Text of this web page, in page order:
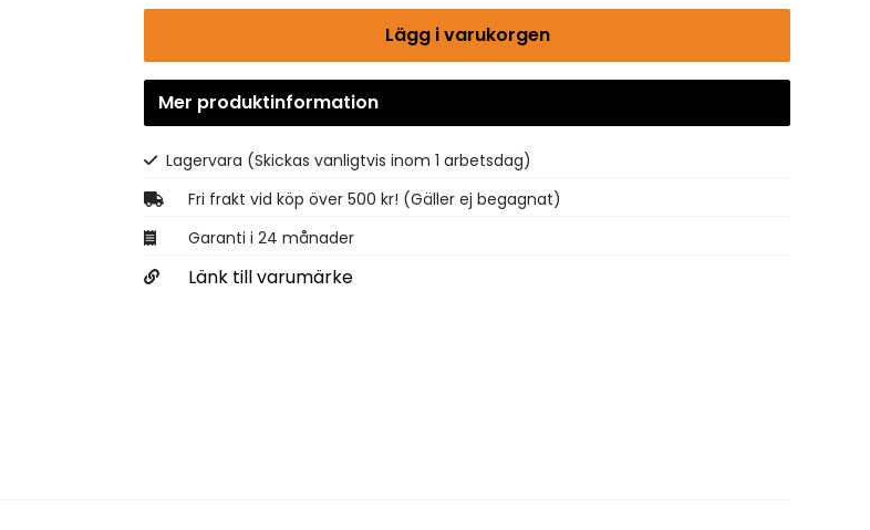
Lägg i varukorgen
Mer produktinformation
Lagervara (Skickas vanligtvis inom 1 arbetsdag)
Fri frakt vid köp över 500 kr! (Gäller ej begagnat)
Garanti i 24 månader
Länk till varumärke